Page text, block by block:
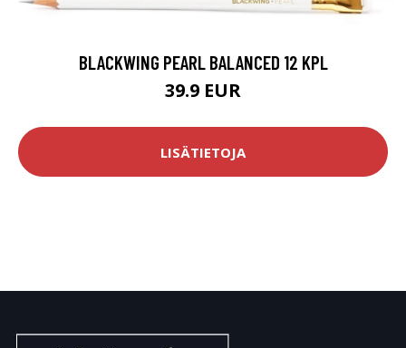
BLACKWING PEARL BALANCED 12 KPL
39.9 EUR
LISÄTIETOJA